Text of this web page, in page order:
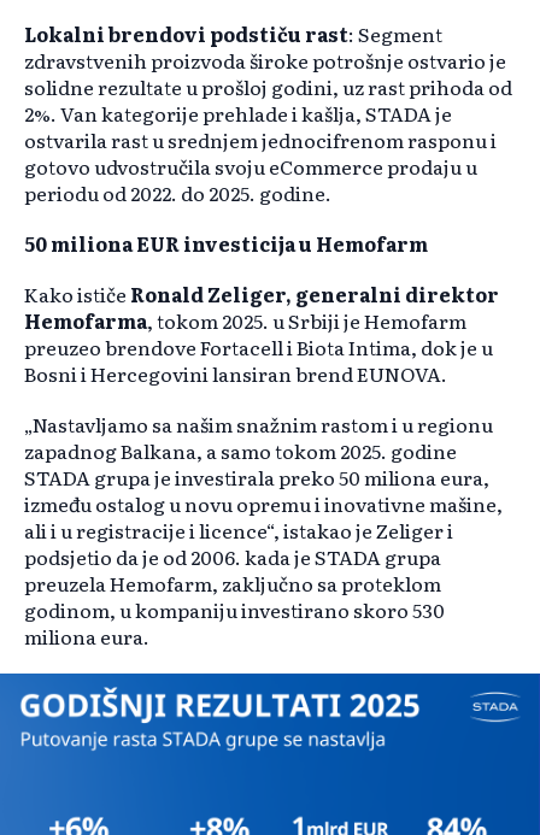
Lokalni brendovi podstiču rast: Segment
zdravstvenih proizvoda široke potrošnje ostvario je
solidne rezultate u prošloj godini, uz rast prihoda od
2%. Van kategorije prehlade i kašlja, STADA je
ostvarila rast u srednjem jednocifrenom rasponu i
gotovo udvostručila svoju eCommerce prodaju u
periodu od 2022. do 2025. godine.
50 miliona EUR investicija u Hemofarm
Kako ističe Ronald Zeliger, generalni direktor
Hemofarma, tokom 2025. u Srbiji je Hemofarm
preuzeo brendove Fortacell i Biota Intima, dok je u
Bosni i Hercegovini lansiran brend EUNOVA.
„Nastavljamo sa našim snažnim rastom i u regionu
zapadnog Balkana, a samo tokom 2025. godine
STADA grupa je investirala preko 50 miliona eura,
između ostalog u novu opremu i inovativne mašine,
ali i u registracije i licence“, istakao je Zeliger i
podsjetio da je od 2006. kada je STADA grupa
preuzela Hemofarm, zaključno sa proteklom
godinom, u kompaniju investirano skoro 530
miliona eura.